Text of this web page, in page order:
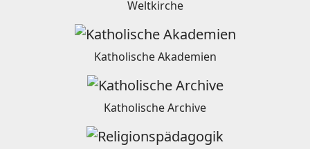
Weltkirche
Katholische Akademien
Katholische Archive